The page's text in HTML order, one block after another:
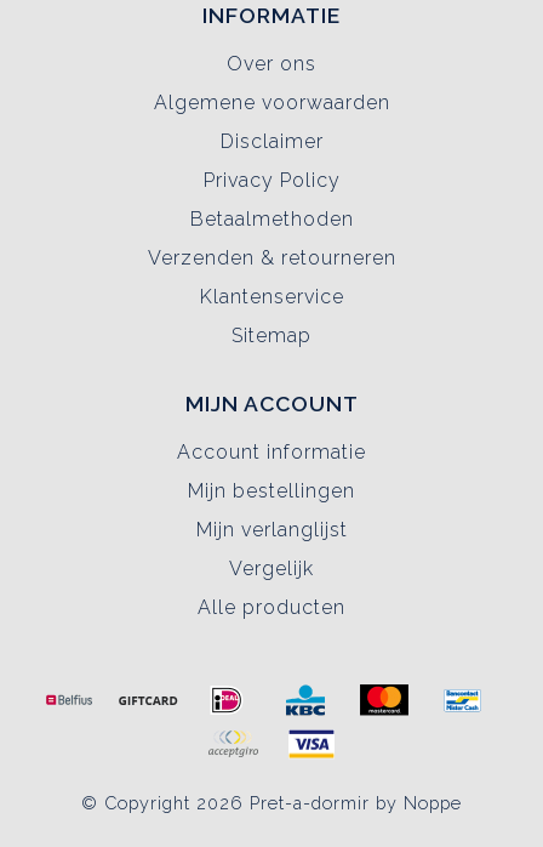
INFORMATIE
Over ons
Algemene voorwaarden
Disclaimer
Privacy Policy
Betaalmethoden
Verzenden & retourneren
Klantenservice
Sitemap
MIJN ACCOUNT
Account informatie
Mijn bestellingen
Mijn verlanglijst
Vergelijk
Alle producten
© Copyright 2026 Pret-a-dormir by Noppe